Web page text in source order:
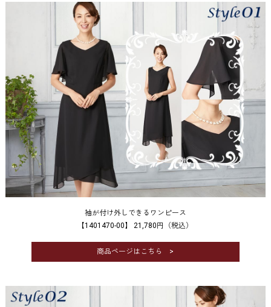
袖が付け外しできるワンピース
【1401470-00】 21,780円（税込）
商品ページはこちら >